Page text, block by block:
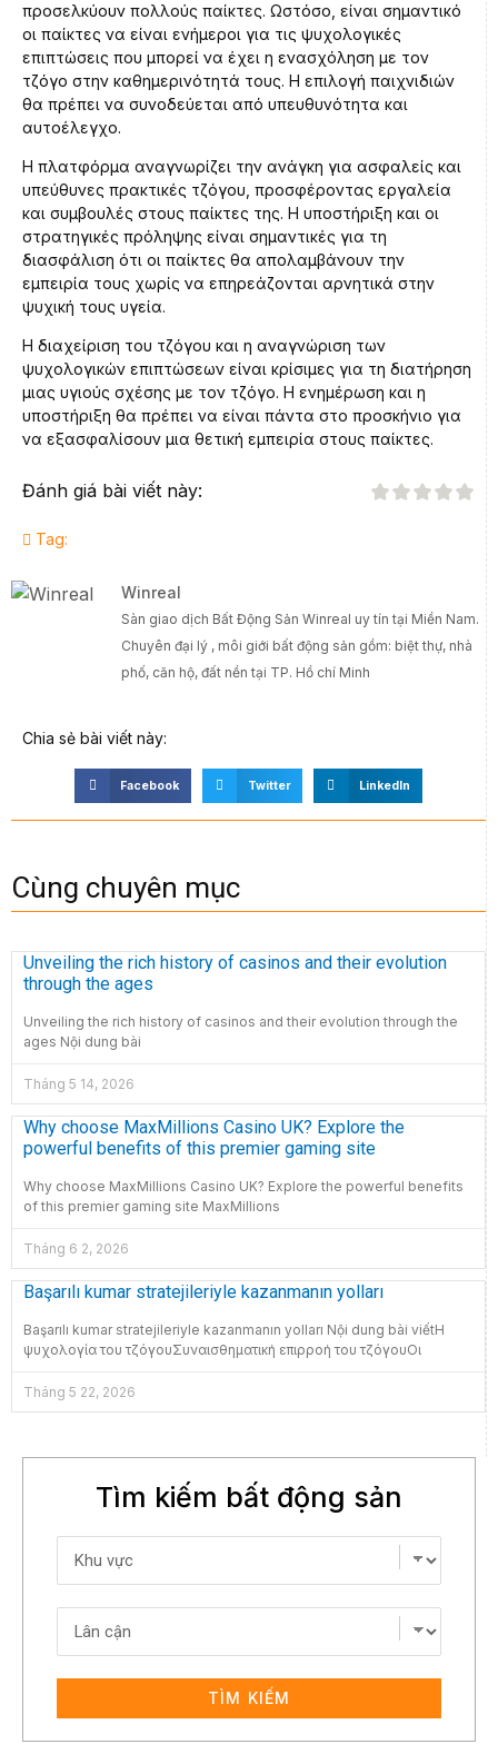
προσελκύουν πολλούς παίκτες. Ωστόσο, είναι σημαντικό
οι παίκτες να είναι ενήμεροι για τις ψυχολογικές
επιπτώσεις που μπορεί να έχει η ενασχόληση με τον
τζόγο στην καθημερινότητά τους. Η επιλογή παιχνιδιών
θα πρέπει να συνοδεύεται από υπευθυνότητα και
αυτοέλεγχο.
Η πλατφόρμα αναγνωρίζει την ανάγκη για ασφαλείς και
υπεύθυνες πρακτικές τζόγου, προσφέροντας εργαλεία
και συμβουλές στους παίκτες της. Η υποστήριξη και οι
στρατηγικές πρόληψης είναι σημαντικές για τη
διασφάλιση ότι οι παίκτες θα απολαμβάνουν την
εμπειρία τους χωρίς να επηρεάζονται αρνητικά στην
ψυχική τους υγεία.
Η διαχείριση του τζόγου και η αναγνώριση των
ψυχολογικών επιπτώσεων είναι κρίσιμες για τη διατήρηση
μιας υγιούς σχέσης με τον τζόγο. Η ενημέρωση και η
υποστήριξη θα πρέπει να είναι πάντα στο προσκήνιο για
να εξασφαλίσουν μια θετική εμπειρία στους παίκτες.
Đánh giá bài viết này:
Tag:
Winreal
Sàn giao dịch Bất Động Sản Winreal uy tín tại Miền Nam.
Chuyên đại lý , môi giới bất động sản gồm: biệt thự, nhà
phố, căn hộ, đất nền tại TP. Hồ chí Minh
Chia sẻ bài viết này:
Facebook Twitter LinkedIn
Cùng chuyên mục
Unveiling the rich history of casinos and their evolution
through the ages
Unveiling the rich history of casinos and their evolution through the
ages Nội dung bài
Tháng 5 14, 2026
Why choose MaxMillions Casino UK? Explore the
powerful benefits of this premier gaming site
Why choose MaxMillions Casino UK? Explore the powerful benefits
of this premier gaming site MaxMillions
Tháng 6 2, 2026
Başarılı kumar stratejileriyle kazanmanın yolları
Başarılı kumar stratejileriyle kazanmanın yolları Nội dung bài viếtΗ
ψυχολογία του τζόγουΣυναισθηματική επιρροή του τζόγουΟι
Tháng 5 22, 2026
Tìm kiếm bất động sản
TÌM KIẾM